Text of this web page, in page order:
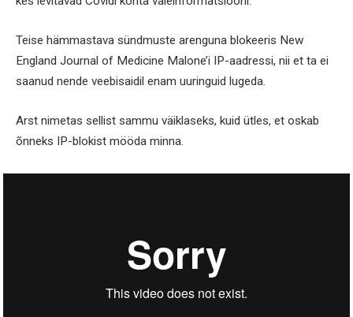
Teise hämmastava sündmuste arenguna blokeeris New
England Journal of Medicine Malone’i IP-aadressi, nii et ta ei
saanud nende veebisaidil enam uuringuid lugeda.
Arst nimetas sellist sammu väiklaseks, kuid ütles, et oskab
õnneks IP-blokist mööda minna.